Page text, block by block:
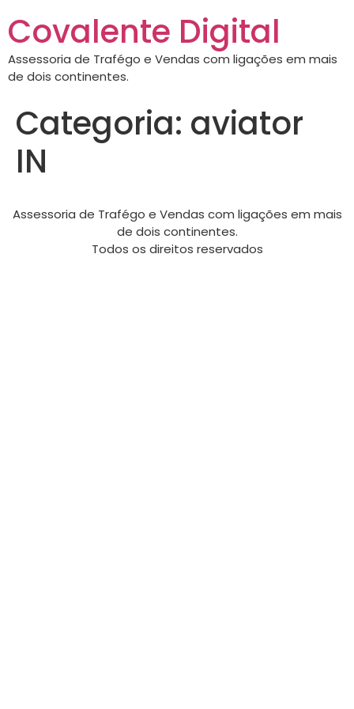
Covalente Digital
Assessoria de Trafégo e Vendas com ligações em mais
de dois continentes.
Categoria: aviator
IN
Assessoria de Trafégo e Vendas com ligações em mais
de dois continentes.
Todos os direitos reservados